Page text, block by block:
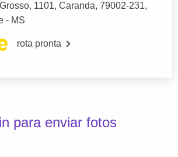
1101, Caranda, 79002-231,
- MS
rota pronta
para enviar fotos